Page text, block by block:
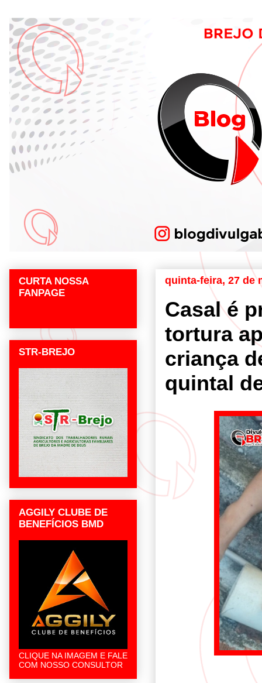
quinta-feira, 27 de
Casal é
tortura
criança
quintal
CURTA NOSSA
FANPAGE
STR-BREJO
AGGILY CLUBE DE
BENEFÍCIOS BMD
CLIQUE NA IMAGEM E FALE
COM NOSSO CONSULTOR